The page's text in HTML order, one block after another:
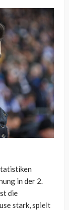
in der 2.
die
stark, spielt